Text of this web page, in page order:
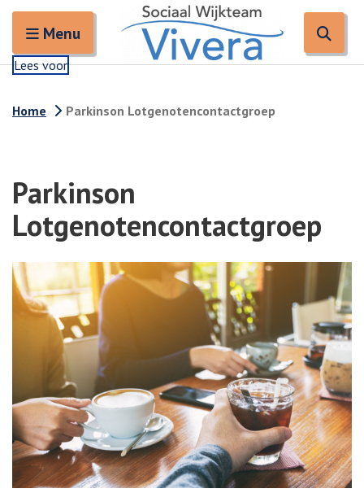
Open en sluit het
Menu
Lees voor
Home Parkinson Lotgenotencontactgroep
Parkinson
Lotgenotencontactgroep